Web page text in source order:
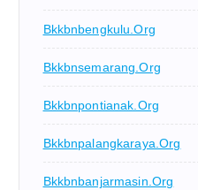
Bkkbnbengkulu.org
Bkkbnsemarang.org
Bkkbnpontianak.org
Bkkbnpalangkaraya.org
Bkkbnbanjarmasin.org